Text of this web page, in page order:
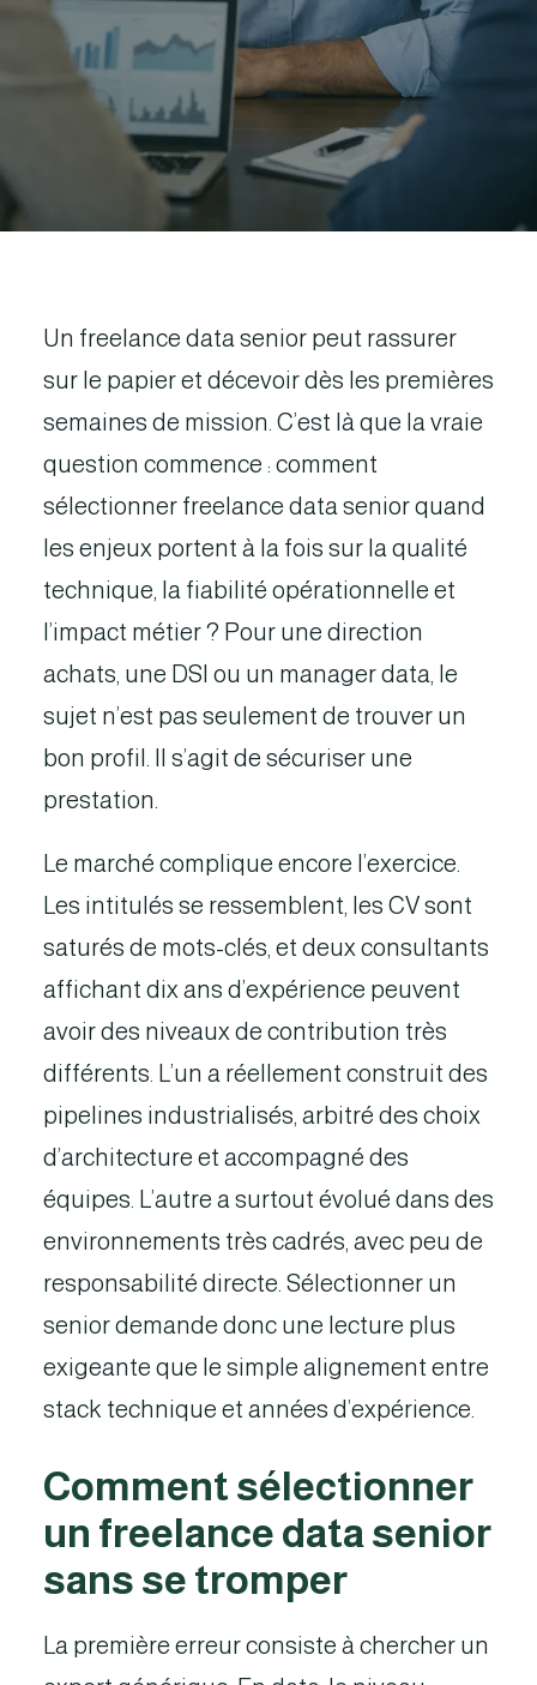
Un freelance data senior peut rassurer
sur le papier et décevoir dès les premières
semaines de mission. C’est là que la vraie
question commence : comment
sélectionner freelance data senior quand
les enjeux portent à la fois sur la qualité
technique, la fiabilité opérationnelle et
l’impact métier ? Pour une direction
achats, une DSI ou un manager data, le
sujet n’est pas seulement de trouver un
bon profil. Il s’agit de sécuriser une
prestation.
Le marché complique encore l’exercice.
Les intitulés se ressemblent, les CV sont
saturés de mots-clés, et deux consultants
affichant dix ans d’expérience peuvent
avoir des niveaux de contribution très
différents. L’un a réellement construit des
pipelines industrialisés, arbitré des choix
d’architecture et accompagné des
équipes. L’autre a surtout évolué dans des
environnements très cadrés, avec peu de
responsabilité directe. Sélectionner un
senior demande donc une lecture plus
exigeante que le simple alignement entre
stack technique et années d’expérience.
Comment sélectionner
un freelance data senior
sans se tromper
La première erreur consiste à chercher un